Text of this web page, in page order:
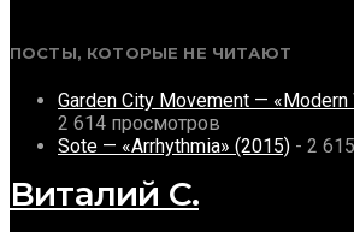
ПОСТЫ, КОТОРЫЕ НЕ ЧИТАЮТ
Garden City Movement —
2 614 просмотров
Sote — «Arrhythmia» (2015) - 2
Виталий С.